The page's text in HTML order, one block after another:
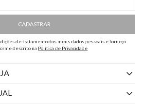
CADASTRAR
de tratamento dos meus dados pessoais e forneço
descrito na Política de Privacidade